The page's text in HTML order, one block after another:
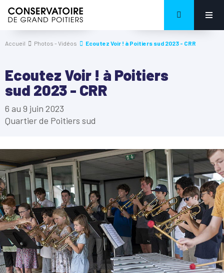
Accueil Photos - Vidéos Ecoutez Voir ! à Poitiers sud 2023 - CRR
Ecoutez Voir ! à Poitiers
sud 2023 - CRR
6 au 9 juin 2023
Quartier de Poitiers sud